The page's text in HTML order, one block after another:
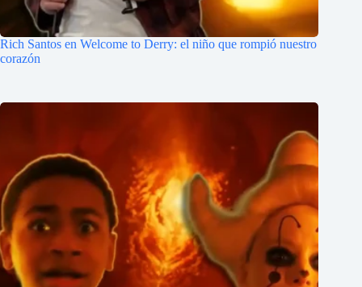
Rich Santos en Welcome to Derry: el niño que rompió nuestro
corazón